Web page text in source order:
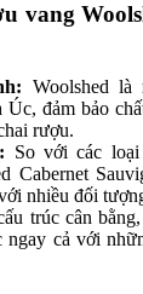
vang
Woolshed là
đảm bảo
rượu.
So với các
Cabernet
nhiều đối
trúc cân
ngay cả với